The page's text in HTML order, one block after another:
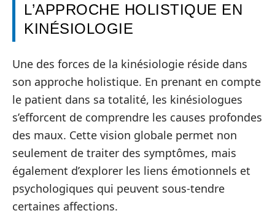
L’APPROCHE HOLISTIQUE EN
KINÉSIOLOGIE
Une des forces de la kinésiologie réside dans
son approche holistique. En prenant en compte
le patient dans sa totalité, les kinésiologues
s’efforcent de comprendre les causes profondes
des maux. Cette vision globale permet non
seulement de traiter des symptômes, mais
également d’explorer les liens émotionnels et
psychologiques qui peuvent sous-tendre
certaines affections.